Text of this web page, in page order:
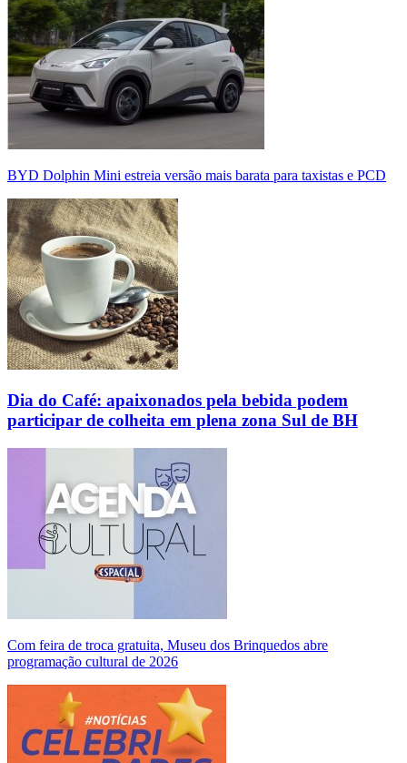
BYD Dolphin Mini estreia versão mais barata para taxistas e PCD
Dia do Café: apaixonados pela bebida podem
participar de colheita em plena zona Sul de BH
Com feira de troca gratuita, Museu dos Brinquedos abre
programação cultural de 2026